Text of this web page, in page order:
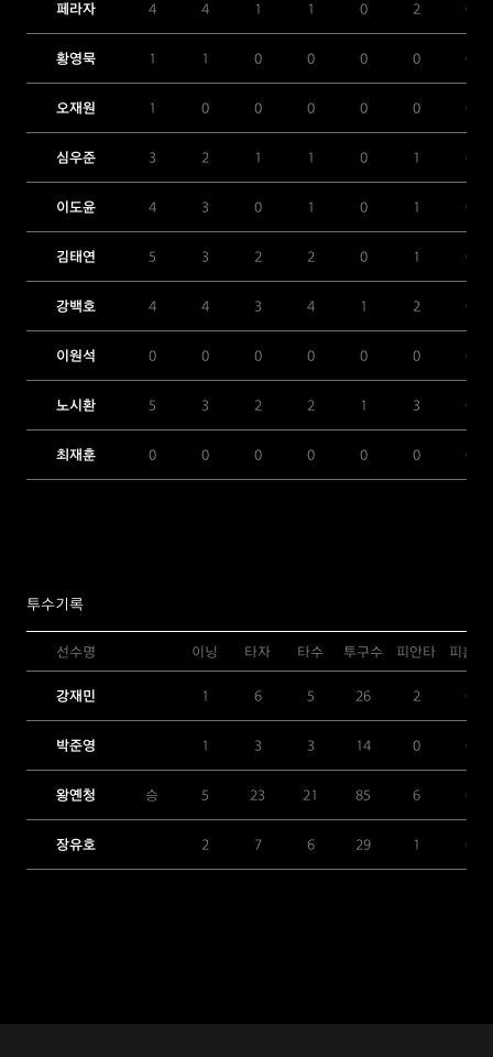
페라자 4 4 1 1 0 2 0
황영묵 1 1 0 0 0 0 0
오재원 1 0 0 0 0 0 0
심우준 3 2 1 1 0 1 0
이도윤 4 3 0 1 0 1 0
김태연 5 3 2 2 0 1 0
강백호 4 4 3 4 1 2 0
이원석 0 0 0 0 0 0 0
노시환 5 3 2 2 1 3 0
최재훈 0 0 0 0 0 0 0
투수기록
선수명 이닝 타자 타수 투구수 피안타 피홈런
강재민 1 6 5 26 2 0
박준영 1 3 3 14 0 0
왕옌청 승 5 23 21 85 6 0
장유호 2 7 6 29 1 0